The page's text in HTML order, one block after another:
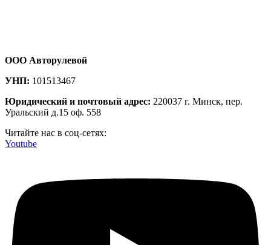
ООО Авторулевой
УНП: 101513467
Юридический и почтовый адрес: 220037 г. Минск, пер.
Уральский д.15 оф. 558
Читайте нас в соц-сетях:
Youtube